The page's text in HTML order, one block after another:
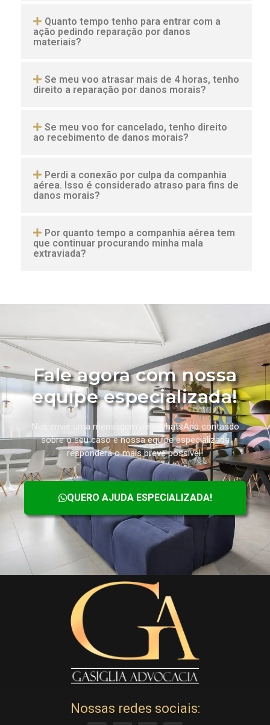
Quanto tempo tenho para entrar com a
ação pedindo reparação por danos
materiais?
Se meu voo atrasar mais de 4 horas, tenho
direito a reparação por danos morais?
Se meu voo for cancelado, tenho direito
ao recebimento de danos morais?
Perdi a conexão por culpa da companhia
aérea. Isso é considerado atraso para fins de
danos morais?
Por quanto tempo a companhia aérea tem
que continuar procurando minha mala
extraviada?
Fale agora com nossa
equipe especializada!
Nos envie uma mensagem pelo whatsApp contando
sobre o seu caso e nossa equipe especializada
responderá o mais breve possível!
QUERO AJUDA ESPECIALIZADA!
Nossas redes sociais: